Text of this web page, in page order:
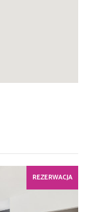
REZERWACJA